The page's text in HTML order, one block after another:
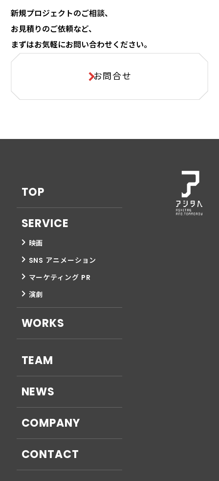
アカウント運用・
マーケティング
SNS marketing
キャラクターを活用したSNSアカウントの運営を行
作品
業の目標達成に向けた長期的なビジョンと具体的なア
動画制作
広告やプロモーション用の高品質な動画コンテンツを
企画・制作します。
クリエイティブ製作
ィック、広告素材を制作します。
新規プロジェクトのご相談、
お見積りのご依頼など、
まずはお気軽にお問い合わせください。
お問合せ
TOP
SERVICE
映画
SNS アニメーション
マーケティング PR
演劇
WORKS
TEAM
NEWS
COMPANY
CONTACT